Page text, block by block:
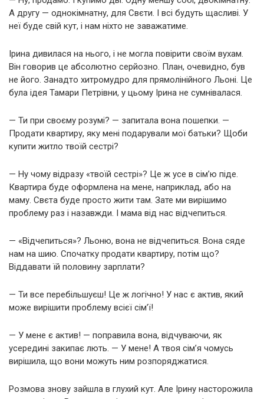
А другу — однокімнатну, для Свєти. І всі будуть щасливі. У
неї буде свій кут, і нам ніхто не заважатиме.
Ірина дивилася на нього, і не могла повірити своїм вухам.
Він говорив це абсолютно серйозно. План, очевидно, був
не його. Занадто хитромудро для прямолінійного Льоні. Це
була ідея Тамари Петрівни, у цьому Ірина не сумнівалася.
— Ти при своєму розумі? — запитала вона пошепки. —
Продати квартиру, яку мені подарували мої батьки? Щоби
купити житло твоїй сестрі?
— Ну чому відразу «твоїй сестрі»? Це ж усе в сім’ю піде.
Квартира буде оформлена на мене, наприклад, або на
маму. Свєта буде просто жити там. Зате ми вирішимо
проблему раз і назавжди. І мама від нас відчепиться.
— «Відчепиться»? Льоню, вона не відчепиться. Вона сяде
нам на шию. Спочатку продати квартиру, потім що?
Віддавати їй половину зарплати?
— Ти все перебільшуєш! Це ж логічно! У нас є актив, який
може вирішити проблему всієї сім’ї!
— У мене є актив! — поправила вона, відчуваючи, як
усередині закипає лють. — У мене! А твоя сім’я чомусь
вирішила, що вони можуть ним розпоряджатися.
Розмова знову зайшла в глухий кут. Але Ірину насторожила